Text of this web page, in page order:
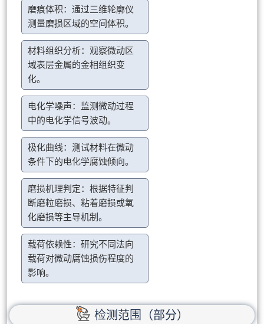
磨痕体积：通过三维轮廓仪
测量磨损区域的空间体积。
材料组织分析：观察微动区
域表层金属的金相组织变
化。
电化学噪声：监测微动过程
中的电化学信号波动。
极化曲线：测试材料在微动
条件下的电化学腐蚀倾向。
磨损机理判定：根据特征判
断磨粒磨损、粘着磨损或氧
化磨损等主导机制。
载荷依赖性：研究不同法向
载荷对微动腐蚀损伤程度的
影响。
检测范围（部分）